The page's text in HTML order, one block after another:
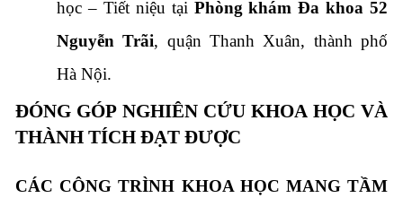
học – Tiết niệu tại Phòng khám Đa khoa 52
Nguyễn Trãi, quận Thanh Xuân, thành phố
Hà Nội.
ĐÓNG GÓP NGHIÊN CỨU KHOA HỌC VÀ
THÀNH TÍCH ĐẠT ĐƯỢC
CÁC CÔNG TRÌNH KHOA HỌC MANG TẦM